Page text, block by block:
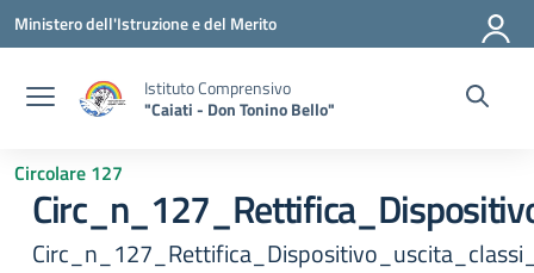
Vai ai contenuti
Vai al menu di navigazione
Vai al footer
Ministero dell'Istruzione e del Merito
Istituto Comprensivo
"Caiati - Don Tonino Bello"
Circolare 127